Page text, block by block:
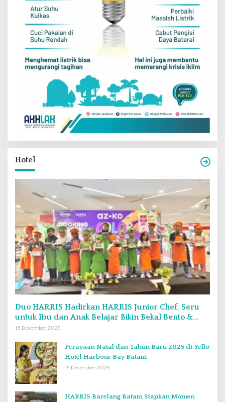
Hotel
Duo HARRIS Hadirkan HARRIS Junior Chef, Seru
untuk Ibu dan Anak Belajar Bikin Bekal Bento &
Kimbab
16 Desember 2025
Perayaan Natal dan Tahun Baru 2025 di Yello
Hotel Harbour Bay Batam
15 Desember 2025
HARRIS Barelang Batam Siapkan Momen